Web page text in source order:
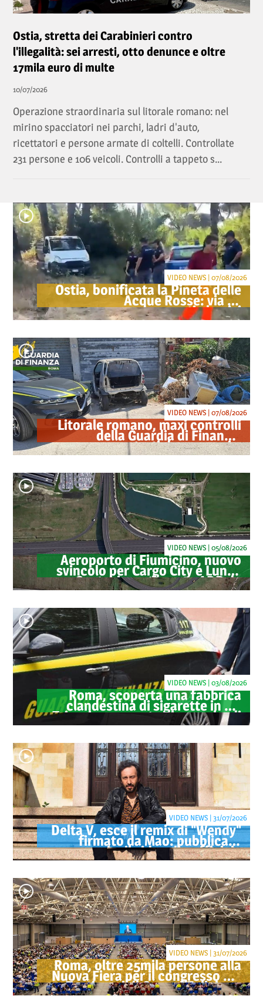
Ostia, stretta dei Carabinieri contro
l'illegalità: sei arresti, otto denunce e oltre
17mila euro di multe
10/07/2026
Operazione straordinaria sul litorale romano: nel
mirino spacciatori nei parchi, ladri d'auto,
ricettatori e persone armate di coltelli. Controllate
231 persone e 106 veicoli. Controlli a tappeto s...
Ostia, bonificata la Pineta delle
Acque Rosse: via gli
accampamenti abusivi
VIDEO NEWS | 07/08/2026
Litorale romano, maxi controlli
della Guardia di Finanza:
sequestrati droga, armi e
ricambi di auto rubate
VIDEO NEWS | 07/08/2026
Aeroporto di Fiumicino, nuovo
svincolo per Cargo City e Lunga
Sosta: investimento ADR da
oltre 40 milioni
VIDEO NEWS | 05/08/2026
Roma, scoperta una fabbrica
clandestina di sigarette in via
Trigoria: sequestrati 1.350 kg di
tabacco
VIDEO NEWS | 03/08/2026
Delta V, esce il remix di "Wendy"
firmato da Mao: pubblicato
anche il videoclip ufficiale
VIDEO NEWS | 31/07/2026
Roma, oltre 25mila persone alla
Nuova Fiera per il congresso dei
Testimoni di Geova "Felici per
sempre"
VIDEO NEWS | 31/07/2026